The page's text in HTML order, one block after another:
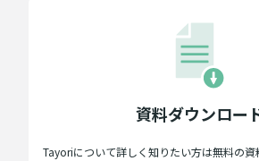
資料ダウンロー
Tayoriについて詳しく知りたい方は無料の